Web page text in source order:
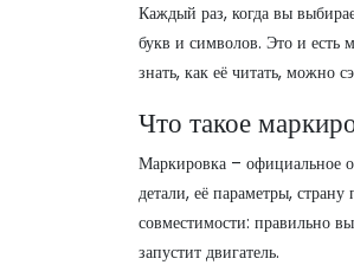
Каждый раз, когда вы
букв и символов. Это и есть
знать, как её читать, можно
Что такое
Маркировка – официальное
детали, её параметры,
совместимости: правильно
запустит двигатель.